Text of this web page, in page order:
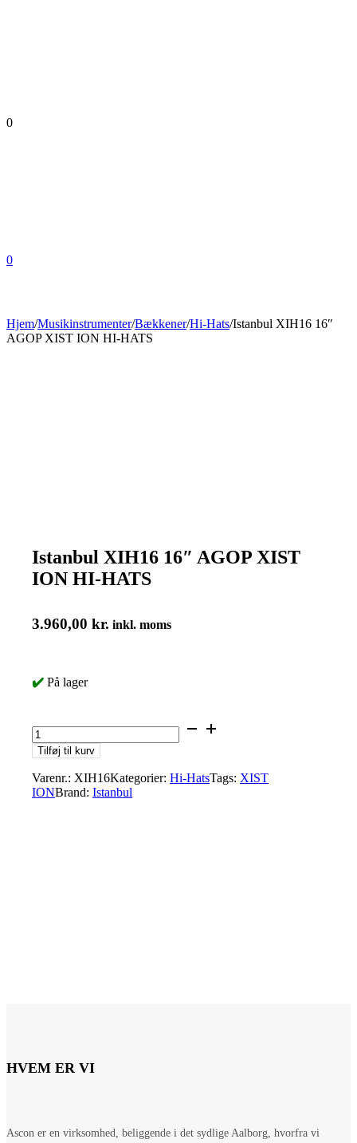
0
0
Hjem/Musikinstrumenter/Bækkener/Hi-Hats/Istanbul XIH16 16″
AGOP XIST ION HI-HATS
Istanbul XIH16 16″ AGOP XIST
ION HI-HATS
3.960,00 kr. inkl. moms
✔️ På lager
Istanbul
XIH16
16"
XIST
ION
Tilføj til kurv
Varenr.: XIH16Kategorier: Hi-HatsTags: XIST
IONBrand: Istanbul
HVEM ER VI
Ascon er en virksomhed, beliggende i det sydlige Aalborg, hvorfra vi